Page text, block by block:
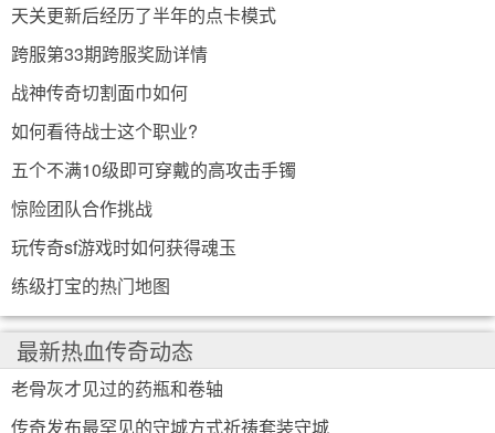
天关更新后经历了半年的点卡模式
跨服第33期跨服奖励详情
战神传奇切割面巾如何
如何看待战士这个职业?
五个不满10级即可穿戴的高攻击手镯
惊险团队合作挑战
玩传奇sf游戏时如何获得魂玉
练级打宝的热门地图
最新热血传奇动态
老骨灰才见过的药瓶和卷轴
传奇发布最罕见的守城方式祈祷套装守城